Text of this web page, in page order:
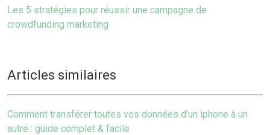
Les 5 stratégies pour réussir une campagne de
crowdfunding marketing
Articles similaires
Comment transférer toutes vos données d’un iphone à un
autre : guide complet & facile